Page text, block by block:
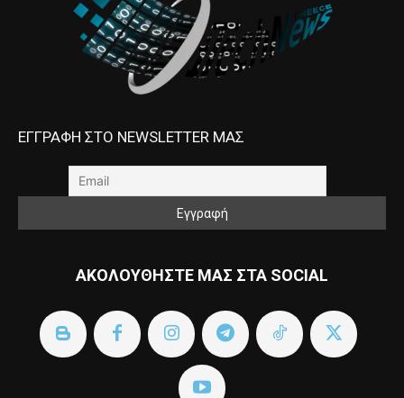
ΕΓΓΡΑΦΗ ΣΤΟ NEWSLETTER ΜΑΣ
ΑΚΟΛΟΥΘΗΣΤΕ ΜΑΣ ΣΤΑ SOCIAL